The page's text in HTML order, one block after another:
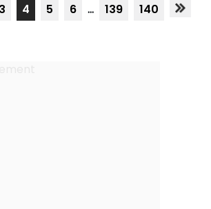
3 4 5 6 ... 139 140